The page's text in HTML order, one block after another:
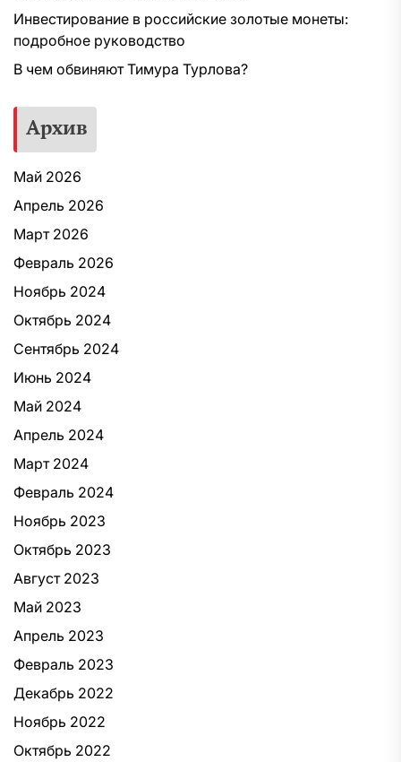
Инвестирование в российские золотые монеты:
подробное руководство
В чем обвиняют Тимура Турлова?
Архив
Май 2026
Апрель 2026
Март 2026
Февраль 2026
Ноябрь 2024
Октябрь 2024
Сентябрь 2024
Июнь 2024
Май 2024
Апрель 2024
Март 2024
Февраль 2024
Ноябрь 2023
Октябрь 2023
Август 2023
Май 2023
Апрель 2023
Февраль 2023
Декабрь 2022
Ноябрь 2022
Октябрь 2022